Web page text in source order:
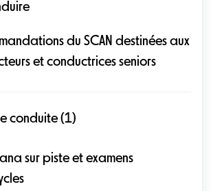
du SCAN destinées aux
et conductrices seniors
conduite (1)
sur piste et examens